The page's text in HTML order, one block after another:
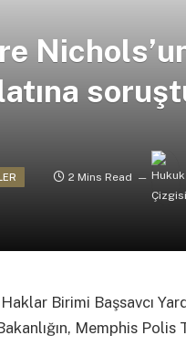
2 Mins Read
Birimi Başsavcı
Memphis